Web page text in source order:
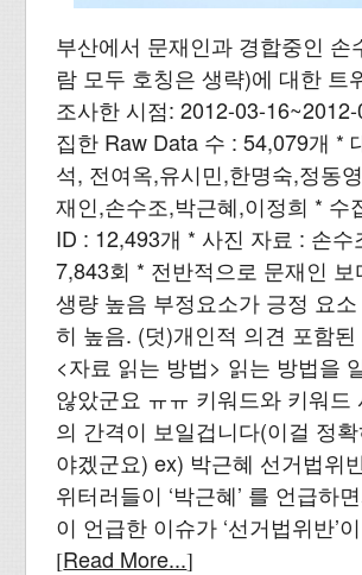
부산에서 문재인과 경합중인 손
람 모두 호칭은 생략)에 대한 트
조사한 시점: 2012-03-
집한 Raw Data 수 : 54,079개 *
석, 전여옥,유시민,한명숙,정동
재인,손수조,박근혜,이정희 * 수
ID : 12,493개 * 사진 자료 : 손수
7,843회 * 전반적으로 문재인 보
생량 높음 부정요소가 긍정 요
히 높음. (덧)개인적 의견 포함
<자료 읽는 방법> 읽는 방법을
않았군요 ㅠㅠ 키워드와 키워드
의 간격이 보일겁니다(이걸 정
야겠군요) ex) 박근혜 선거법위
위터러들이 ‘박근혜’ 를 언급하
이 언급한 이슈가 ‘선거법위반’
[Read More...]